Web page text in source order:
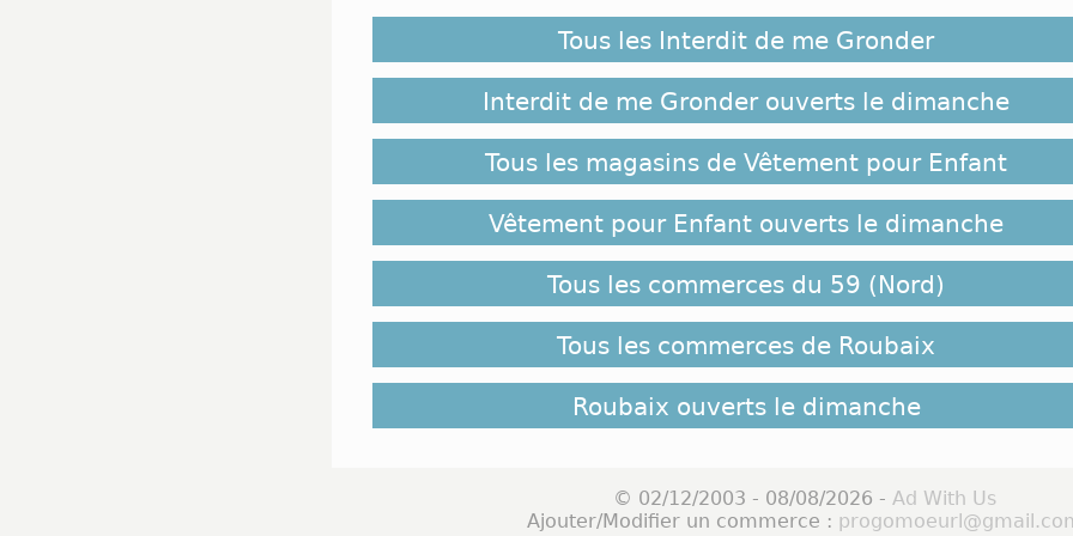
Tous les Interdit de me Gronder
Interdit de me Gronder ouverts le dimanche
Tous les magasins de Vêtement pour Enfant
Vêtement pour Enfant ouverts le dimanche
Tous les commerces du 59 (Nord)
Tous les commerces de Roubaix
Roubaix ouverts le dimanche
© 02/12/2003 - 08/08/2026 - Ad With Us
Ajouter/Modifier un commerce :